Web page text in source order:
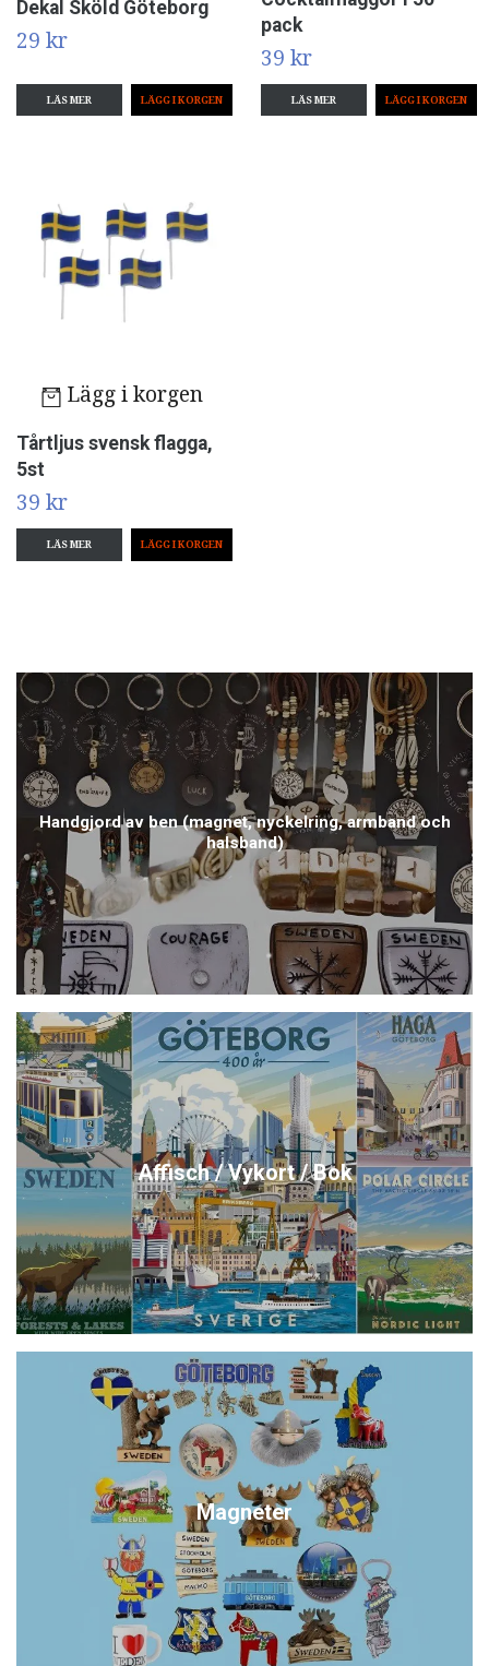
Handgjord av ben (magnet, nyckelring, armband och
halsband)
Affisch / Vykort / Bok
Magneter
Dekal Sköld Göteborg
29 kr
LÄS MER
pack
39 kr
LÄS MER
Lägg i korgen
Tårtljus svensk flagga,
5st
39 kr
LÄS MER